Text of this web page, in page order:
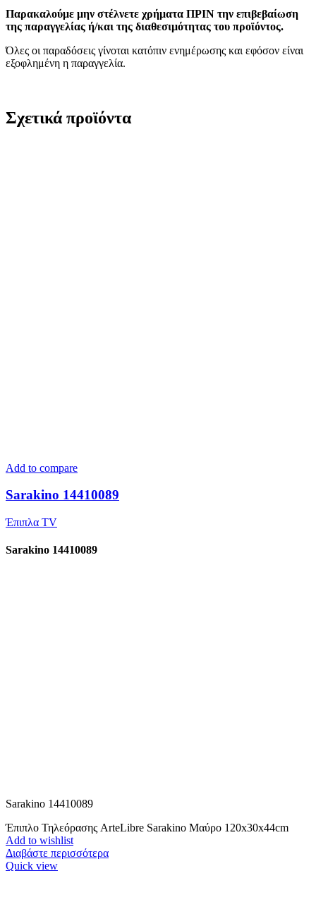
Παρακαλούμε μην στέλνετε χρήματα ΠΡΙΝ την επιβεβαίωση
της παραγγελίας ή/και της διαθεσιμότητας του προϊόντος.
Όλες οι παραδόσεις γίνοται κατόπιν ενημέρωσης και εφόσον είναι
εξοφλημένη η παραγγελία.
Σχετικά προϊόντα
Add to compare
Sarakino 14410089
Έπιπλα TV
Sarakino 14410089
Sarakino 14410089
Έπιπλο Τηλεόρασης ArteLibre Sarakino Μαύρο 120x30x44cm
Add to wishlist
Διαβάστε περισσότερα
Quick view